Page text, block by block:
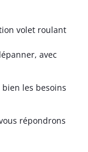
volet roulant
avec
les besoins
répondrons